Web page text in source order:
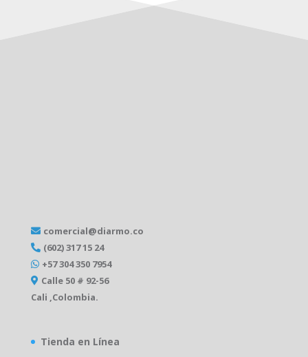
comercial@diarmo.co
(602) 317 15 24
+57 304 350 7954
Calle 50 # 92-56
Cali ,Colombia.
Tienda en Línea